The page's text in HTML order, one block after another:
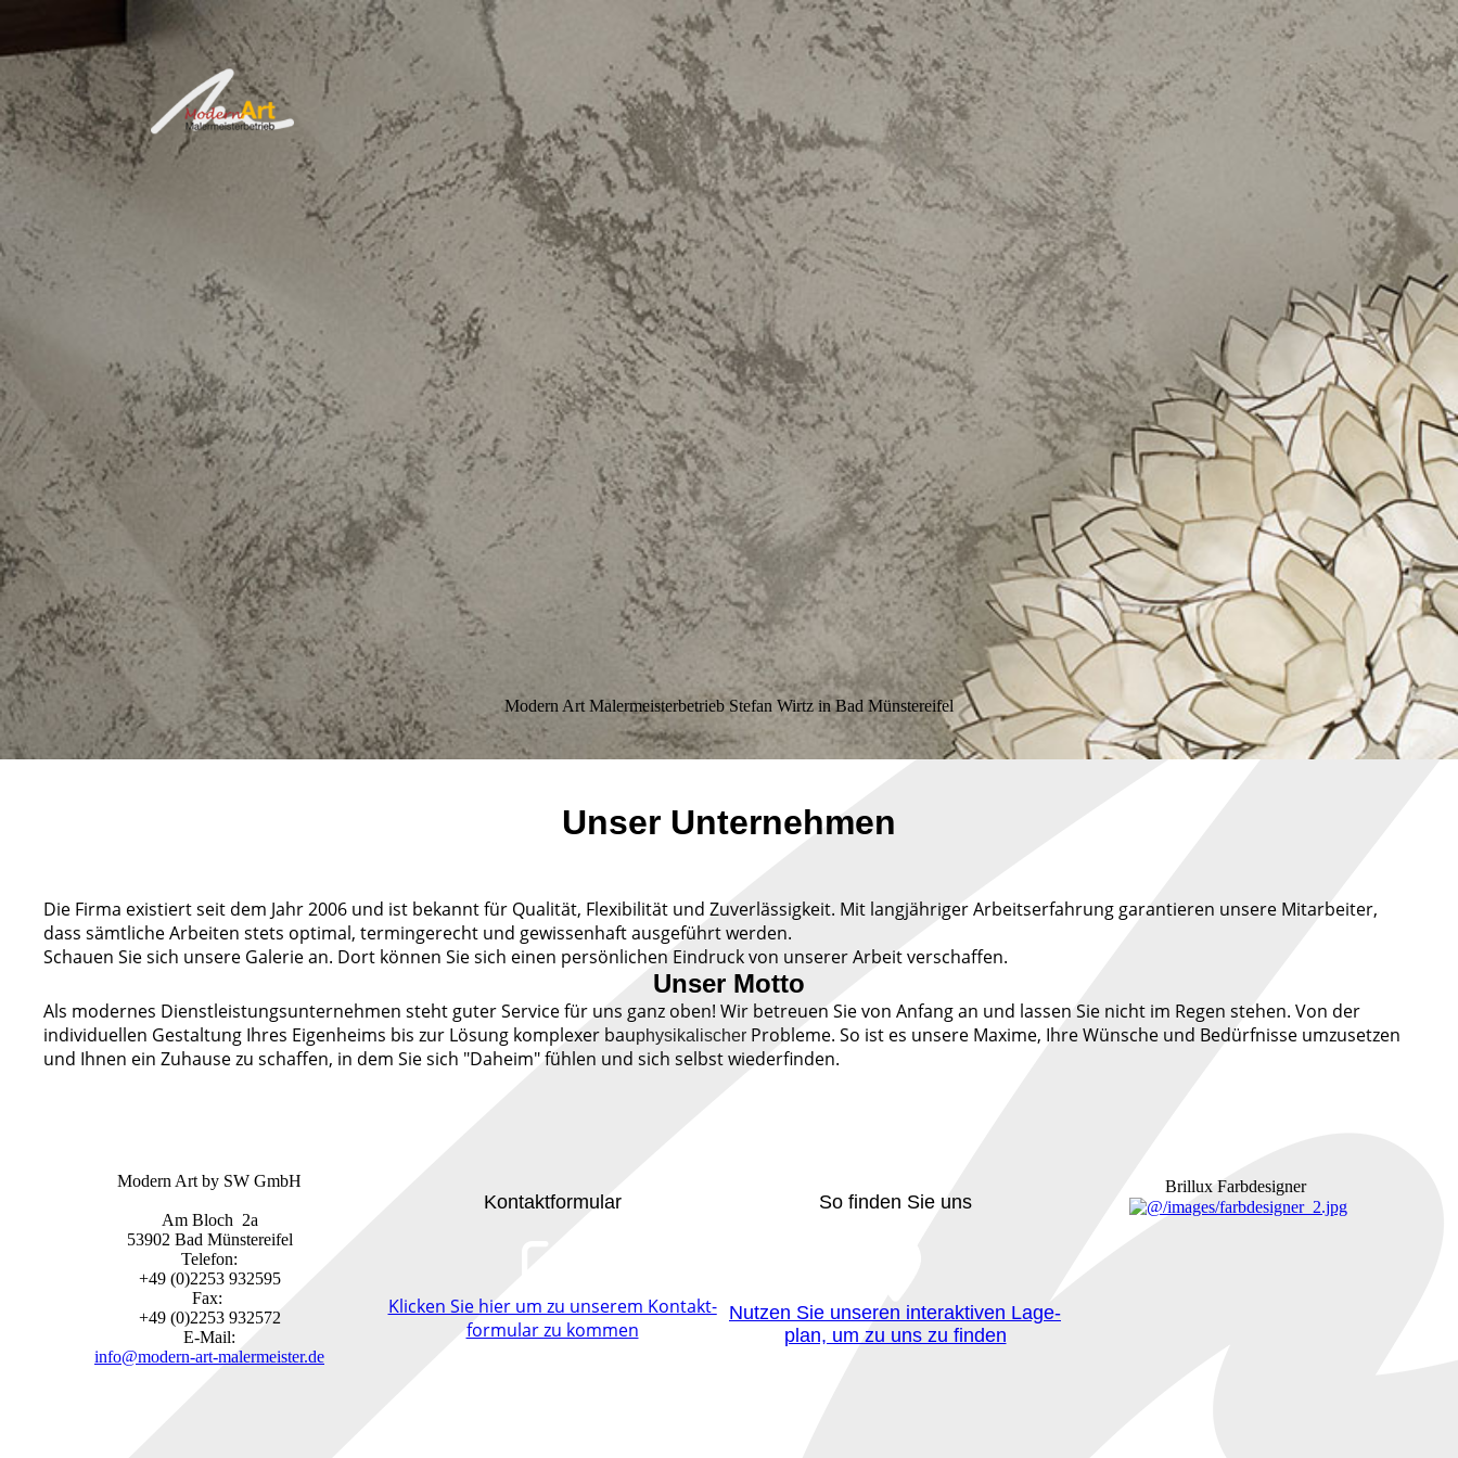
Modern Art Malermeisterbetrieb Stefan Wirtz in Bad Münstereifel
Unser Unternehmen
Die Firma existiert seit dem Jahr 2006 und ist bekannt für Qualität, Flexibilität und Zuverlässigkeit. Mit langjähriger Arbeitserfahrung garantieren unsere Mitarbeiter,
dass sämtliche Arbeiten stets optimal, termingerecht und gewissenhaft ausgeführt werden.
Schauen Sie sich unsere Galerie an. Dort können Sie sich einen persönlichen Eindruck von unserer Arbeit verschaffen.
Unser Motto
Als modernes Dienstleistungsunternehmen steht guter Service für uns ganz oben! Wir betreuen Sie von Anfang an und lassen Sie nicht im Regen stehen. Von der
individuellen Gestaltung Ihres Eigenheims bis zur Lösung komplexer bauphysikalischer Probleme. So ist es unsere Maxime, Ihre Wünsche und Bedürfnisse umzusetzen
und Ihnen ein Zuhause zu schaffen, in dem Sie sich "Daheim" fühlen und sich selbst wiederfinden.
Modern Art by SW GmbH
Am Bloch 2a
53902 Bad Münstereifel
Telefon:
+49 (0)2253 932595
Fax:
+49 (0)2253 932572
E-Mail:
info@modern-art-malermeister.de
Kontaktformular
Klicken Sie hier um zu unserem Kon­takt­
for­mu­lar zu kommen
So finden Sie uns
Nutzen Sie unseren interaktiven La­ge­
plan, um zu uns zu finden
Brillux Farbdesigner